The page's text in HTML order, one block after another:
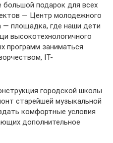
подарок для всех
— Центр молодежного
— площадка, где наши дети
высокотехнологичного
программ заниматься
IT-
городской школы
старейшей музыкальной
комфортные условия
дополнительное